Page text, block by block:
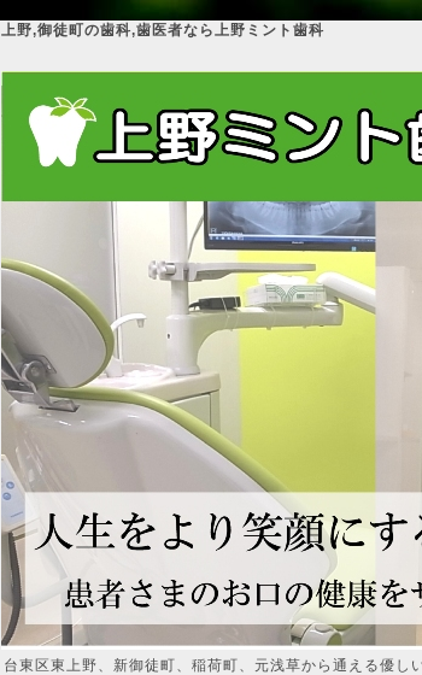
上野,御徒町の歯科,歯医者なら上野ミント歯科
台東区東上野、新御徒町、稲荷町、元浅草から通える優